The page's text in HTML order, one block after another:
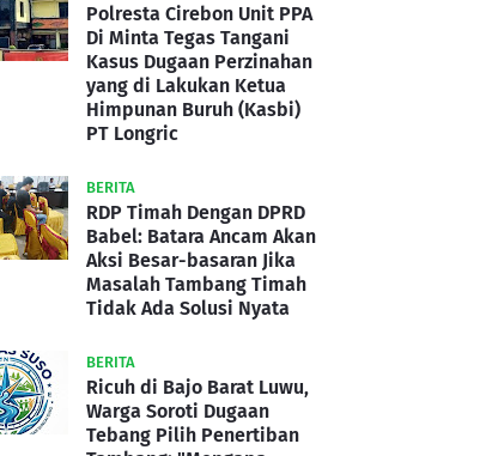
Polresta Cirebon Unit PPA
Di Minta Tegas Tangani
Kasus Dugaan Perzinahan
yang di Lakukan Ketua
Himpunan Buruh (Kasbi)
PT Longric
BERITA
RDP Timah Dengan DPRD
Babel: Batara Ancam Akan
Aksi Besar-basaran Jika
Masalah Tambang Timah
Tidak Ada Solusi Nyata
BERITA
Ricuh di Bajo Barat Luwu,
Warga Soroti Dugaan
Tebang Pilih Penertiban